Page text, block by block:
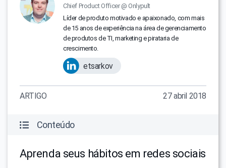
Chief Product Officer @ Onlypult
Líder de produto motivado e apaixonado, com mais
de 15 anos de experiência na área de gerenciamento
de produtos de TI, marketing e pirataria de
crescimento.
etsarkov
ARTIGO 27 abril 2018
Conteúdo
Aprenda seus hábitos em redes sociais